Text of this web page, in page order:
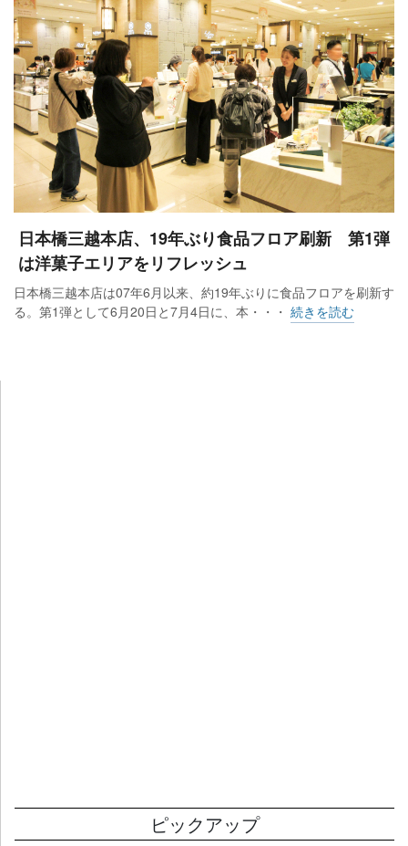
日本橋三越本店、19年ぶり食品フロア刷新 第1弾
は洋菓子エリアをリフレッシュ
日本橋三越本店は07年6月以来、約19年ぶりに食品フロアを刷新す
る。第1弾として6月20日と7月4日に、本・・・ 続きを読む
ピックアップ